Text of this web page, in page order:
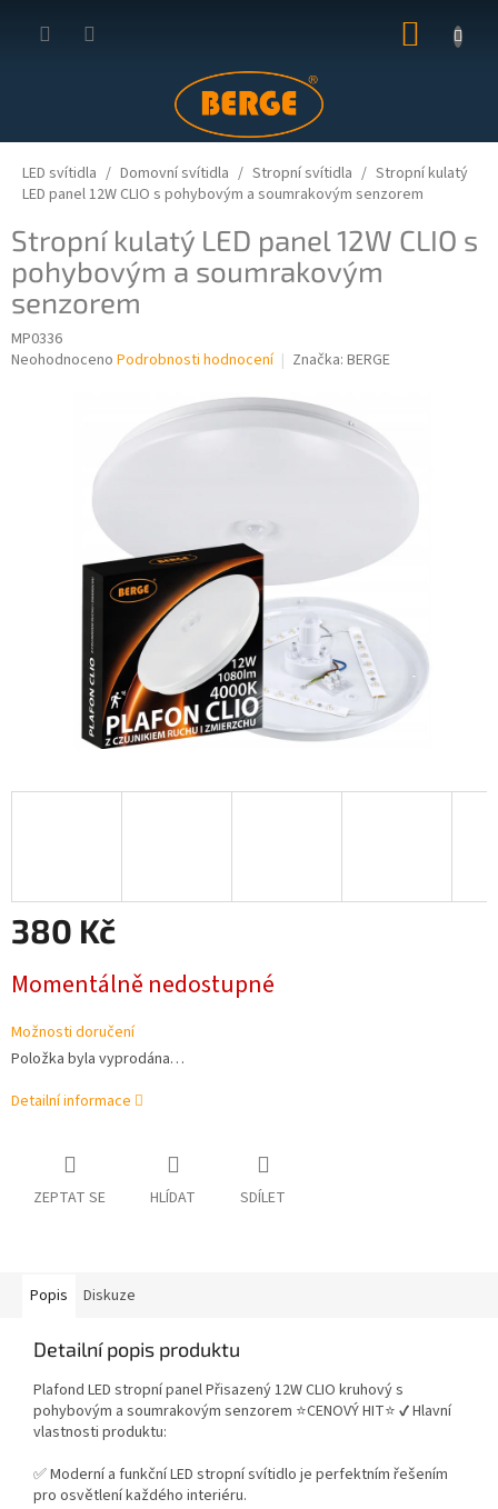
KOŠÍK
LED svítidla Domovní svítidla Stropní svítidla
Stropní kulatý
LED panel 12W CLIO s pohybovým a soumrakovým senzorem
Stropní kulatý LED panel 12W CLIO s
pohybovým a soumrakovým
senzorem
MP0336
Průměrné
Neohodnoceno Podrobnosti hodnocení Značka: BERGE
380 Kč
cena:
Momentálně nedostupné
Možnosti doručení
Položka byla vyprodána…
Detailní informace
ZEPTAT SE HLÍDAT SDÍLET
Popis Diskuze
Detailní popis produktu
Plafond LED stropní panel Přisazený 12W CLIO kruhový s
pohybovým a soumrakovým senzorem ⭐CENOVÝ HIT⭐ ✔️ Hlavní
vlastnosti produktu:
✅ Moderní a funkční LED stropní svítidlo je perfektním řešením
pro osvětlení každého interiéru.